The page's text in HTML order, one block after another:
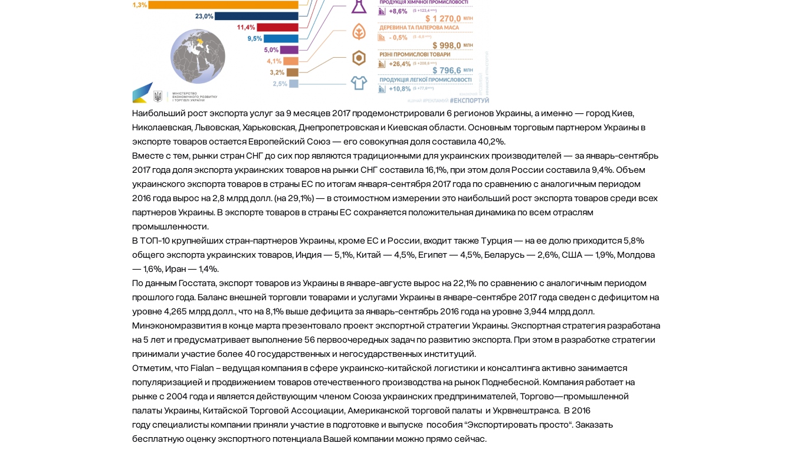
Наибольший рост экспорта услуг за 9 месяцев 2017 продемонстрировали 6 регионов Украины, а именно — город Киев,
Николаевская, Львовская, Харьковская, Днепропетровская и Киевская области. Основным торговым партнером Украины в
экспорте товаров остается Европейский Союз — его совокупная доля составила 40,2%.
Вместе с тем, рынки стран СНГ до сих пор являются традиционными для украинских производителей — за январь-сентябрь
2017 года доля экспорта украинских товаров на рынки СНГ составила 16,1%, при этом доля России составила 9,4%. Объем
украинского экспорта товаров в страны ЕС по итогам января-сентября 2017 года по сравнению с аналогичным периодом
2016 года вырос на 2,8 млрд долл. (на 29,1%) — в стоимостном измерении это наибольший рост экспорта товаров среди всех
партнеров Украины. В экспорте товаров в страны ЕС сохраняется положительная динамика по всем отраслям
промышленности.
В ТОП-10 крупнейших стран-партнеров Украины, кроме ЕС и России, входит также Турция — на ее долю приходится 5,8%
общего экспорта украинских товаров, Индия — 5,1%, Китай — 4,5%, Египет — 4,5%, Беларусь — 2,6%, США — 1,9%, Молдова
— 1,6%, Иран — 1,4%.
По данным Госстата, экспорт товаров из Украины в январе-августе вырос на 22,1% по сравнению с аналогичным периодом
прошлого года. Баланс внешней торговли товарами и услугами Украины в январе-сентябре 2017 года сведен с дефицитом на
уровне 4,265 млрд долл., что на 8,1% выше дефицита за январь-сентябрь 2016 года на уровне 3,944 млрд долл.
Минэкономразвития в конце марта презентовало проект экспортной стратегии Украины. Экспортная стратегия разработана
на 5 лет и предусматривает выполнение 56 первоочередных задач по развитию экспорта. При этом в разработке стратегии
принимали участие более 40 государственных и негосударственных институций.
Отметим, чтоFialan– ведущая компания в сфере украинско-китайской логистики и консалтинга активно занимается
популяризацией и продвижением товаров отечественного производства на рынок Поднебесной. Компания работает на
рынке с 2004 года и является действующим членом Союза украинских предпринимателей, Торгово—промышленной
палаты Украины, Китайской Торговой Ассоциации, Американской торговой палаты и Укрвнештранса. В 2016
году специалисты компании приняли участие в подготовке и выпуске пособия “Экспортировать просто“. Заказать
бесплатную оценку экспортного потенциала Вашей компании можно прямо сейчас.